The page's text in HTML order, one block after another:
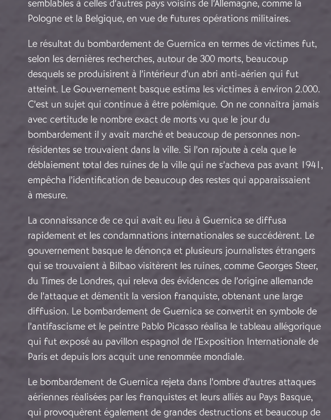
semblables à celles d’autres pays voisins de l’Allemagne, comme la
Pologne et la Belgique, en vue de futures opérations militaires.
Le résultat du bombardement de Guernica en termes de victimes fut,
selon les dernières recherches, autour de 300 morts, beaucoup
desquels se produisirent à l’intérieur d’un abri anti-aérien qui fut
atteint. Le Gouvernement basque estima les victimes à environ 2.000.
C’est un sujet qui continue à être polémique. On ne connaîtra jamais
avec certitude le nombre exact de morts vu que le jour du
bombardement il y avait marché et beaucoup de personnes non-
résidentes se trouvaient dans la ville. Si l’on rajoute à cela que le
déblaiement total des ruines de la ville qui ne s’acheva pas avant 1941,
empêcha l’identification de beaucoup des restes qui apparaissaient
à mesure.
La connaissance de ce qui avait eu lieu à Guernica se diffusa
rapidement et les condamnations internationales se succédèrent. Le
gouvernement basque le dénonça et plusieurs journalistes étrangers
qui se trouvaient à Bilbao visitèrent les ruines, comme Georges Steer,
du Times de Londres, qui releva des évidences de l’origine allemande
de l’attaque et démentit la version franquiste, obtenant une large
diffusion. Le bombardement de Guernica se convertit en symbole de
l’antifascisme et le peintre Pablo Picasso réalisa le tableau allégorique
qui fut exposé au pavillon espagnol de l’Exposition Internationale de
Paris et depuis lors acquit une renommée mondiale.
Le bombardement de Guernica rejeta dans l’ombre d’autres attaques
aériennes réalisées par les franquistes et leurs alliés au Pays Basque,
qui provoquèrent également de grandes destructions et beaucoup de